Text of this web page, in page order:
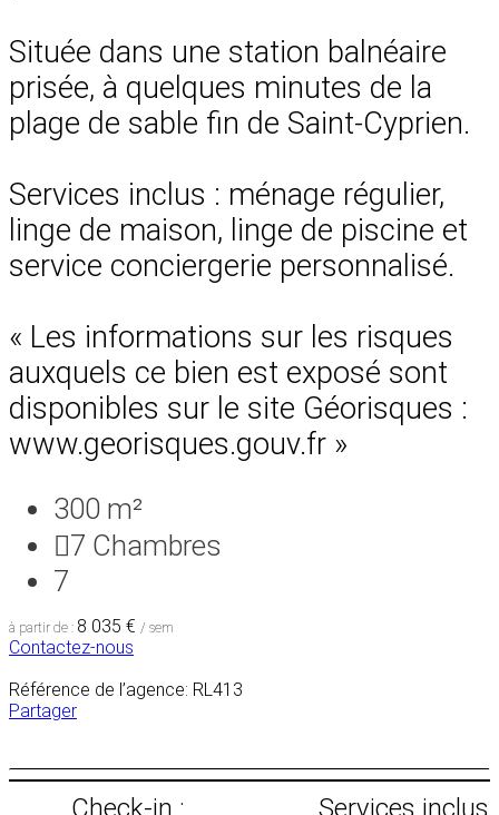
Située dans une station balnéaire
prisée, à quelques minutes de la
plage de sable fin de Saint-Cyprien.
Services inclus : ménage régulier,
linge de maison, linge de piscine et
service conciergerie personnalisé.
« Les informations sur les risques
auxquels ce bien est exposé sont
disponibles sur le site Géorisques :
www.georisques.gouv.fr »
300 m²
7 Chambres
7
à partir de : 8 035 € / sem
Contactez-nous
Référence de l’agence: RL413
Partager
Check-in : Services inclus